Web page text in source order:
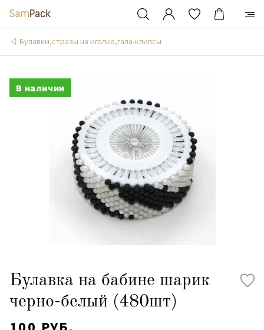
Булавки,стразы на иголке,гала-клипсы
В наличии
Булавка на бабине шарик
черно-белый (480шт)